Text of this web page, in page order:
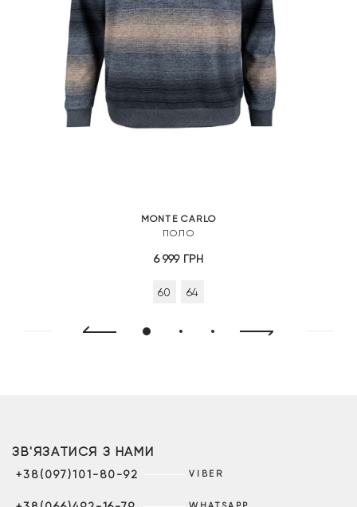
MONTE CARLO
ПОЛО
6 999 ГРН
60 64
ЗВ'ЯЗАТИСЯ З НАМИ
+38(097)101-80-92 VIBER